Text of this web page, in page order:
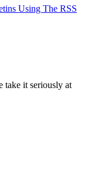
Using The RSS
take it seriously at